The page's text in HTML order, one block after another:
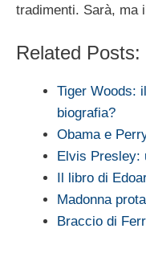
tradimenti. Sarà, ma
Related Posts:
Tiger Woods:
biografia?
Obama e
Elvis Presley:
Il libro di
Madonna
Braccio di